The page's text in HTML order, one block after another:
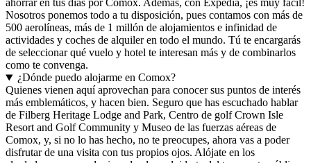
ahorrar en tus días por Comox. Además, con Expedia, ¡es muy fácil!
Nosotros ponemos todo a tu disposición, pues contamos con más de
500 aerolíneas, más de 1 millón de alojamientos e infinidad de
actividades y coches de alquiler en todo el mundo. Tú te encargarás
de seleccionar qué vuelo y hotel te interesan más y de combinarlos
como te convenga.
¿Dónde puedo alojarme en Comox?
Quienes vienen aquí aprovechan para conocer sus puntos de interés
más emblemáticos, y hacen bien. Seguro que has escuchado hablar
de Filberg Heritage Lodge and Park, Centro de golf Crown Isle
Resort and Golf Community y Museo de las fuerzas aéreas de
Comox, y, si no lo has hecho, no te preocupes, ahora vas a poder
disfrutar de una visita con tus propios ojos. Alójate en los